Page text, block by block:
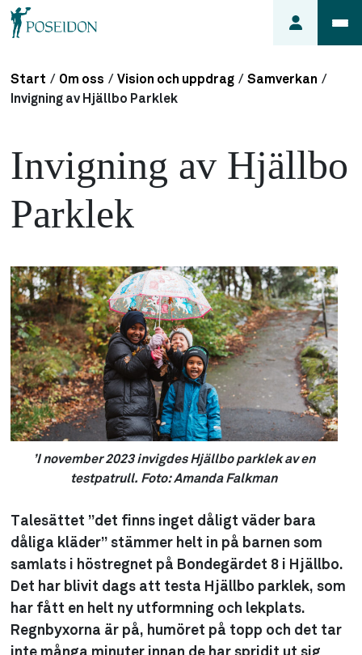
Frågor
om
söker du
lägenhet
Start / Om oss / Vision och uppdrag / Samverkan /
Invigning av Hjällbo Parklek
Invigning av Hjällbo
Parklek
’I november 2023 invigdes Hjällbo parklek av en
testpatrull. Foto: Amanda Falkman
Talesättet ”det finns inget dåligt väder bara
dåliga kläder” stämmer helt in på barnen som
samlats i höstregnet på Bondegärdet 8 i Hjällbo.
Det har blivit dags att testa Hjällbo parklek, som
har fått en helt ny utformning och lekplats.
Regnbyxorna är på, humöret på topp och det tar